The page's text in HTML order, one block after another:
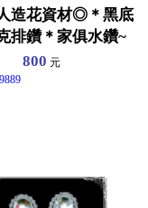
造花資材◎＊黑底
排鑽＊家俱水鑽~
~皮包~髮飾裝
800 元